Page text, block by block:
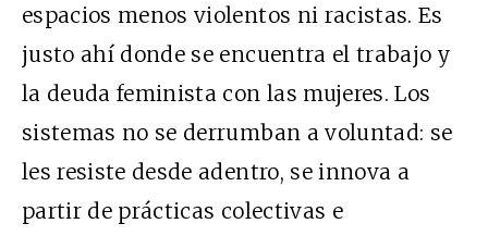
espacios menos violentos ni racistas. Es
justo ahí donde se encuentra el trabajo y
la deuda feminista con las mujeres. Los
sistemas no se derrumban a voluntad: se
les resiste desde adentro, se innova a
partir de prácticas colectivas e